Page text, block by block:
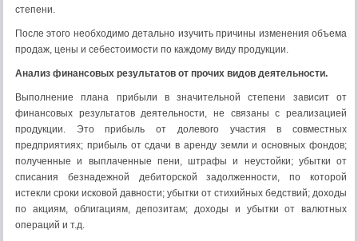
степени.
После этого необходимо детально изучить причины изменения объема
продаж, цены и себестоимости по каждому виду продукции.
Анализ финансовых результатов от прочих видов деятельности.
Выполнение плана прибыли в значительной степени зависит от
финансовых результатов деятельности, не связаны с реализацией
продукции. Это прибыль от долевого участия в совместных
предприятиях; прибыль от сдачи в аренду земли и основных фондов;
полученные и выплаченные пени, штрафы и неустойки; убытки от
списания безнадежной дебиторской задолженности, по которой
истекли сроки исковой давности; убытки от стихийных бедствий; доходы
по акциям, облигациям, депозитам; доходы и убытки от валютных
операций и т.д.